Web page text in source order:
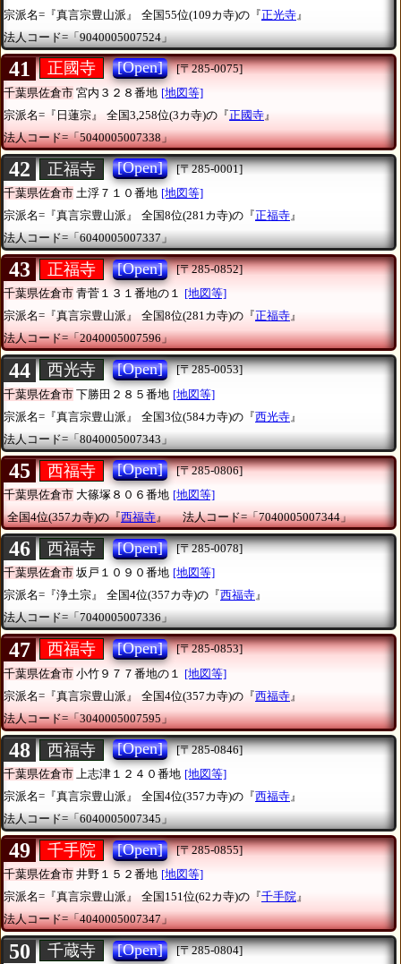
宗派名=『真言宗豊山派』
全国55位(109カ寺)の『正光寺 』
法人コード=「9040005007524」
41 正國寺 [Open]
[〒285-0075]
千葉県佐倉市 宮内３２８番地 [地図等]
宗派名=『日蓮宗』
全国3,258位(3カ寺)の『正國寺 』
法人コード=「5040005007338」
42 正福寺 [Open]
[〒285-0001]
千葉県佐倉市 土浮７１０番地 [地図等]
宗派名=『真言宗豊山派』
全国8位(281カ寺)の『正福寺』
法人コード=「6040005007337」
43 正福寺 [Open]
[〒285-0852]
千葉県佐倉市 青菅１３１番地の１ [地図等]
宗派名=『真言宗豊山派』
全国8位(281カ寺)の『正福寺』
法人コード=「2040005007596」
44 西光寺 [Open]
[〒285-0053]
千葉県佐倉市 下勝田２８５番地 [地図等]
宗派名=『真言宗豊山派』
全国3位(584カ寺)の『西光寺 』
法人コード=「8040005007343」
45 西福寺 [Open]
[〒285-0806]
千葉県佐倉市 大篠塚８０６番地 [地図等]
全国4位(357カ寺)の『西福寺』 法人コード=「7040005007344」
46 西福寺 [Open]
[〒285-0078]
千葉県佐倉市 坂戸１０９０番地 [地図等]
宗派名=『浄土宗』
全国4位(357カ寺)の『西福寺』
法人コード=「7040005007336」
47 西福寺 [Open]
[〒285-0853]
千葉県佐倉市 小竹９７７番地の１
[地図等]
宗派名=『真言宗豊山派』
全国4位(357カ寺)の『西福寺 』
法人コード=「3040005007595」
48 西福寺 [Open]
[〒285-0846]
千葉県佐倉市 上志津１２４０番地 [地図等]
宗派名=『真言宗豊山派』
全国4位(357カ寺)の『西福寺』
法人コード=「6040005007345」
49 千手院 [Open]
[〒285-0855]
千葉県佐倉市 井野１５２番地 [地図等]
宗派名=『真言宗豊山派』
全国151位(62カ寺)の『千手院』
法人コード=「4040005007347」
50 千蔵寺 [Open]
[〒285-0804]